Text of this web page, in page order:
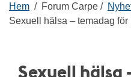
Hem Forum Carpe
Sexuell hälsa – temadag
Sexuell